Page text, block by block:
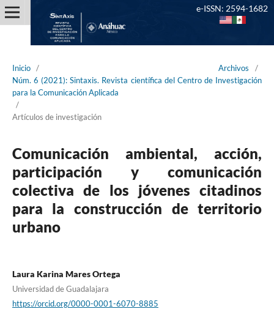
Inicio / Archivos
/
Núm. 6 (2021): Sintaxis. Revista científica del Centro de Investigación
para la Comunicación Aplicada
/
Artículos de investigación
Comunicación ambiental, acción,
participación y comunicación
colectiva de los jóvenes citadinos
para la construcción de territorio
urbano
Laura Karina Mares Ortega
Universidad de Guadalajara
https://orcid.org/0000-0001-6070-8885
e-ISSN: 2594-1682